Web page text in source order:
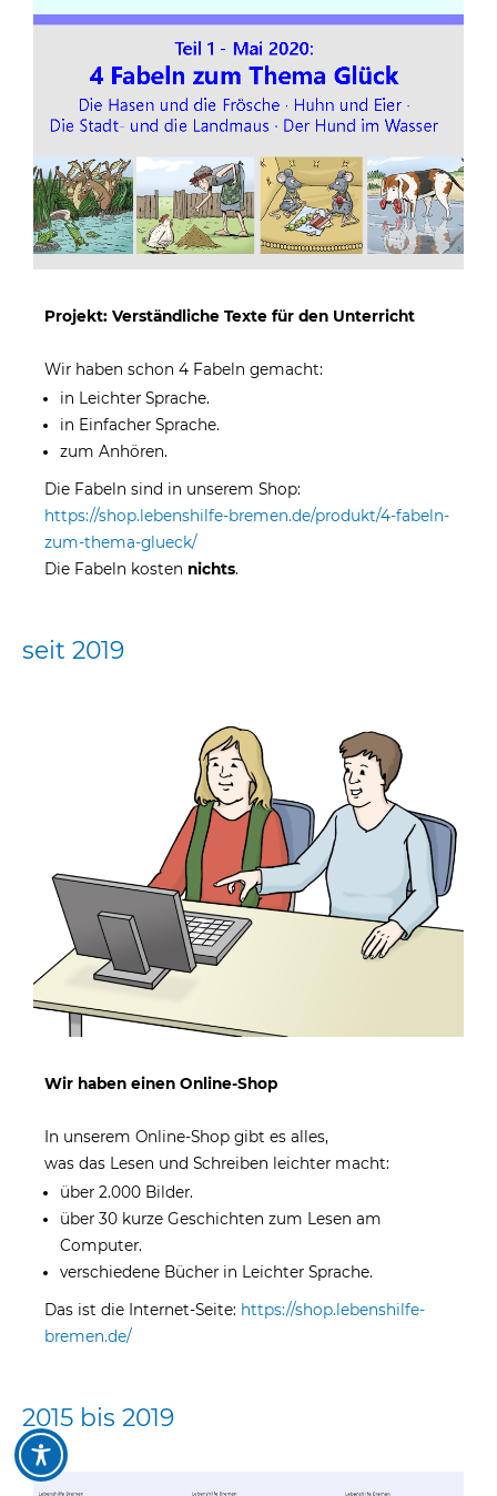
Projekt: Verständliche Texte für den Unterricht
Wir haben schon 4 Fabeln gemacht:
in Leichter Sprache.
in Einfacher Sprache.
zum Anhören.
Die Fabeln sind in unserem Shop:
https://shop.lebenshilfe-bremen.de/produkt/4-fabeln-
zum-thema-glueck/
Die Fabeln kosten nichts.
seit 2019
Wir haben einen Online-Shop
In unserem Online-Shop gibt es alles,
was das Lesen und Schreiben leichter macht:
über 2.000 Bilder.
über 30 kurze Geschichten zum Lesen am
Computer.
verschiedene Bücher in Leichter Sprache.
Das ist die Internet-Seite: https://shop.lebenshilfe-
bremen.de/
2015 bis 2019